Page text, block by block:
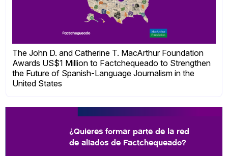
The John D. and Catherine T. MacArthur Foundation
Awards US$1 Million to Factchequeado to Strengthen
the Future of Spanish-Language Journalism in the
United States
¿Quieres formar parte de la red
de aliados de Factchequeado?